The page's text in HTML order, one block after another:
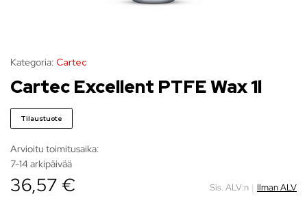
Kategoria: Cartec
Cartec Excellent PTFE Wax 1l
Tilaustuote
Arvioitu toimitusaika:
7-14 arkipäivää
36,57 € Sis. ALV:n | Ilman ALV